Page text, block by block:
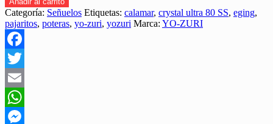
CRYSTAL
ULTRA
80
SS
COLOR
PK
"EGING
/
CALAMAR"
cantidad
Categoría: Señuelos Etiquetas: calamar, crystal ultra 80 SS, eging,
pajaritos, poteras, yo-zuri, yozuri Marca: YO-ZURI
Facebook
Twitter
Email
WhatsApp